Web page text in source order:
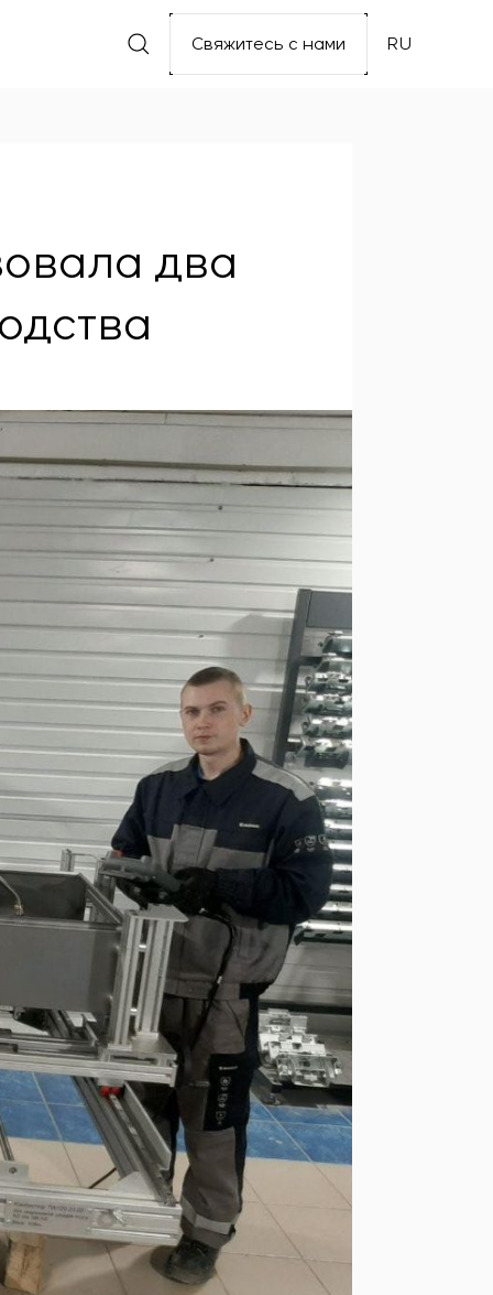
Свяжитесь с нами RU
два